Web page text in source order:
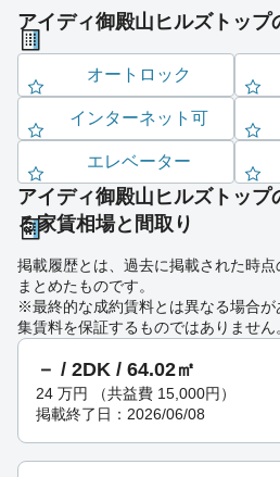
アイディ御殿山ヒルズトップ
オートロック
インターネット可
エレベーター
アイディ御殿山ヒルズトップ
る家賃相場と間取り
掲載履歴とは、過去に掲載された時
まとめたものです。
※最終的な成約賃料とは異なる場合
集賃料を保証するものではありません
－ / 2DK / 64.02㎡
24 万円 （共益費 15,000円）
掲載終了日：2026/06/08